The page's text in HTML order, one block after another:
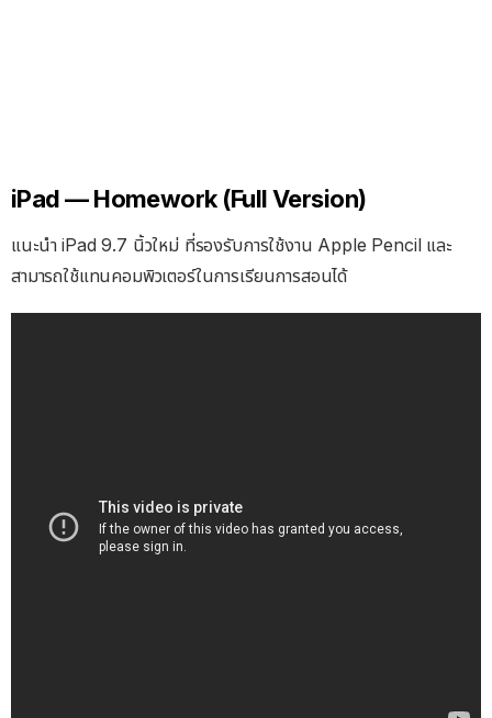
iPad — Homework (Full Version)
แนะนำ iPad 9.7 นิ้วใหม่ ที่รองรับการใช้งาน Apple Pencil และ
สามารถใช้แทนคอมพิวเตอร์ในการเรียนการสอนได้